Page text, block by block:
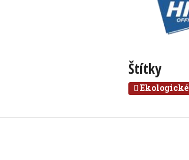
Štítky
Ekologické